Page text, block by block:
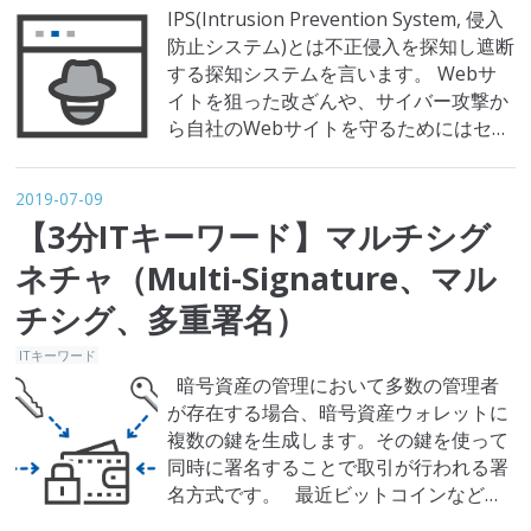
IPS(Intrusion Prevention System, 侵入
防止システム)とは不正侵入を探知し遮断
する探知システムを言います。 Webサ
イトを狙った改ざんや、サイバー攻撃か
ら自社のWebサイトを守るためにはセキ
WAF（Webアプリケーションファイアウ
ォール）とIPS（侵入防止システ…
2019-07-09
【3分ITキーワード】マルチシグ
ネチャ（Multi-Signature、マル
チシグ、多重署名）
ITキーワード
暗号資産の管理において多数の管理者
が存在する場合、暗号資産ウォレットに
複数の鍵を生成します。その鍵を使って
同時に署名することで取引が行われる署
名方式です。 最近ビットコインなど暗